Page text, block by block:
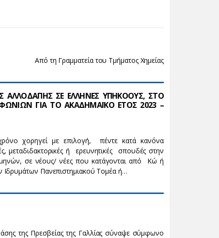
Από τη Γραμματεία του Τμήματος Χημείας
ΣΕ ΕΛΛΗΝΕΣ ΥΠΗΚΟΟΥΣ, ΣΤΟ
ΓΙΑ ΤΟ ΑΚΑΔΗΜΑΪΚΟ ΕΤΟΣ 2023 –
χορηγεί με επιλογή, πέντε κατά κανόνα
μεταδιδακτορικές ή ερευνητικές σπουδές στην
μηνών, σε νέους/ νέες που κατάγονται από Κώ ή
Πανεπιστημιακού Τομέα ή…
της Πρεσβείας της Γαλλίας σύναψε σύμφωνο